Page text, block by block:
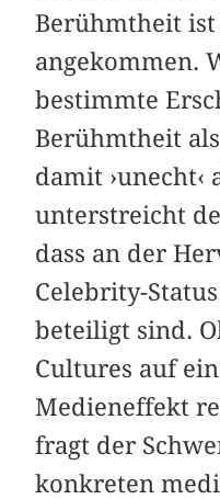
Berühmtheit
angekommen.
bestimmte
Berühmtheit
damit ›unecht‹
unterstreicht
dass an der
Celebrity-­
beteiligt sind.
Cultures auf
Medieneffekt
fragt der
konkreten